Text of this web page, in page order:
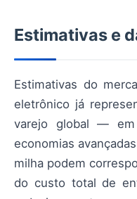
Estimativas e
Estimativas do
eletrônico já
varejo global —
economias
milha podem
do custo total de